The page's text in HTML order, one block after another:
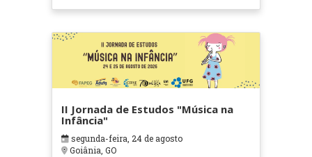
II Jornada de Estudos "Música na
Infância"
segunda-feira, 24 de agosto
Goiânia, GO